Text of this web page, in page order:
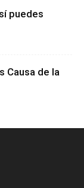
puedes
Causa de la